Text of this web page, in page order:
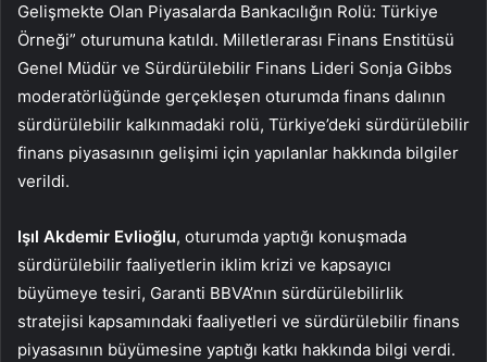
Gelişmekte Olan Piyasalarda Bankacılığın Rolü: Türkiye
Örneği” oturumuna katıldı. Milletlerarası Finans Enstitüsü
Genel Müdür ve Sürdürülebilir Finans Lideri Sonja Gibbs
moderatörlüğünde gerçekleşen oturumda finans dalının
sürdürülebilir kalkınmadaki rolü, Türkiye’deki sürdürülebilir
finans piyasasının gelişimi için yapılanlar hakkında bilgiler
verildi.
Işıl Akdemir Evlioğlu, oturumda yaptığı konuşmada
sürdürülebilir faaliyetlerin iklim krizi ve kapsayıcı
büyümeye tesiri, Garanti BBVA’nın sürdürülebilirlik
stratejisi kapsamındaki faaliyetleri ve sürdürülebilir finans
piyasasının büyümesine yaptığı katkı hakkında bilgi verdi.